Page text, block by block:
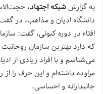
به گزارششبکه اجتهاد،
دانشگاه ادیان و مذاهب، در
افتاء در دوره کنونی، گفت:
که دارد بهترین سازمان
می‌شناسم و با افراد زیادی از
مراوده داشته‌ام و این حرف را
جانبدارانه و احساسی.